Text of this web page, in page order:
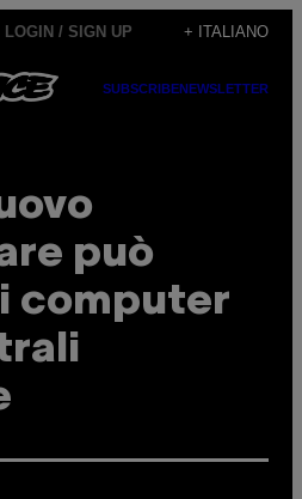
LOGIN / SIGN UP + ITALIANO
SUBSCRIBENEWSLETTER
può
computer